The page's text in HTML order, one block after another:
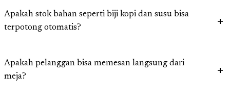
Apakah stok bahan seperti biji kopi dan susu bisa
terpotong otomatis?
Apakah pelanggan bisa memesan langsung dari
meja?